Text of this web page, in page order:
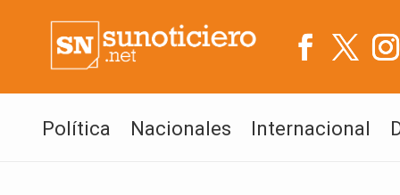
Política Nacionales Internacional